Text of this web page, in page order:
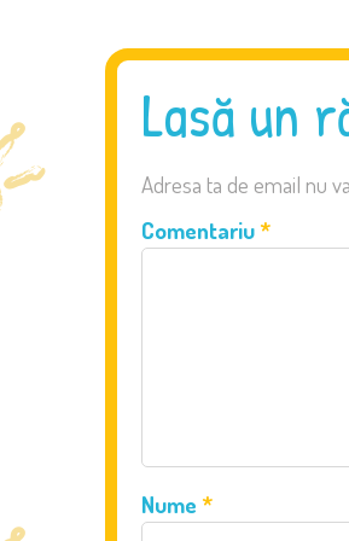
Lasă un
Adresa ta de email nu
Comentariu *
Nume *